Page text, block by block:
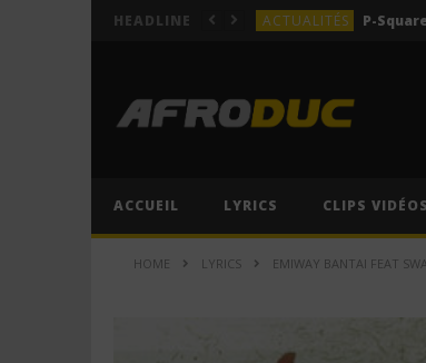
HEADLINE ACTUALITÉS
LYRICS Lil Jay
ACTUALITÉS
ACCUEIL LYRICS CLIPS VIDÉOS
HOME LYRICS EMIWAY BANTAI FEAT